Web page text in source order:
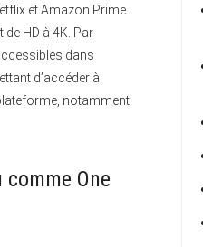
et Amazon Prime
HD à 4K. Par
dans
d’accéder à
notamment
One